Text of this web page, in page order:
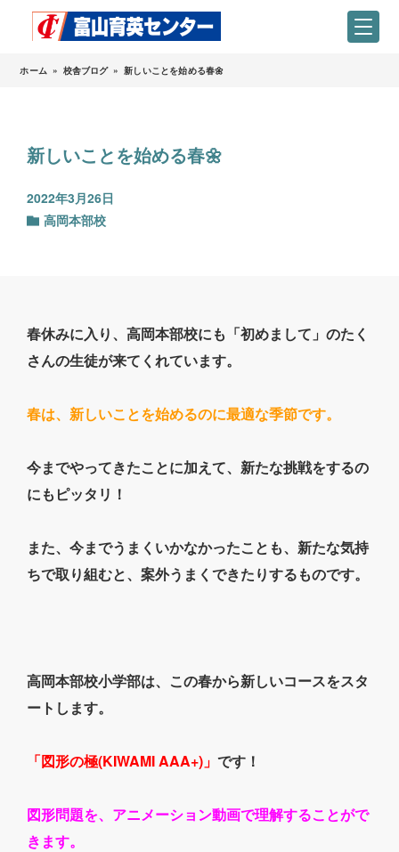
ホーム » 校舎ブログ » 新しいことを始める春🌼
新しいことを始める春🌼
2022年3月26日
高岡本部校
春休みに入り、高岡本部校にも「初めまして」のたく
さんの生徒が来てくれています。
春は、新しいことを始めるのに最適な季節です。
今までやってきたことに加えて、新たな挑戦をするの
にもピッタリ！
また、今までうまくいかなかったことも、新たな気持
ちで取り組むと、案外うまくできたりするものです。
高岡本部校小学部は、この春から新しいコースをスタ
ートします。
「図形の極(KIWAMI AAA+)」 です！
図形問題を、アニメーション動画で理解することがで
きます。